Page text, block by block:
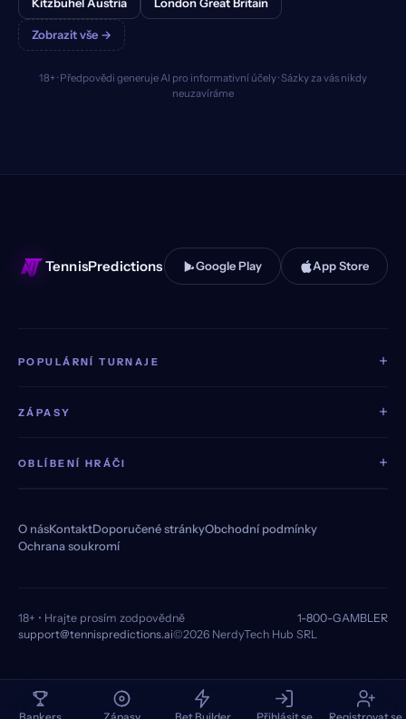
Zobrazit vše →
18+ · Předpovědi generuje AI pro informativní účely · Sázky za vás nikdy
neuzavíráme
TennisPredictions Google Play App Store
POPULÁRNÍ TURNAJE +
ZÁPASY +
OBLÍBENÍ HRÁČI +
O násKontaktDoporučené stránkyObchodní podmínky
Ochrana soukromí
18+ • Hrajte prosím zodpovědně
1-800-GAMBLER
support@tennispredictions.ai©2026 NerdyTech Hub SRL